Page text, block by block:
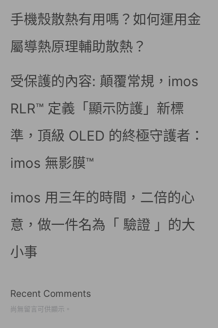
手機殼散熱有用嗎？如何運用金
屬導熱原理輔助散熱？
受保護的內容: 顛覆常規，imos
RLR™ 定義「顯示防護」新標
準，頂級 OLED 的終極守護者：
imos 無影膜™
imos 用三年的時間，二倍的心
意，做一件名為「 驗證 」的大
小事
Recent Comments
尚無留言可供顯示。